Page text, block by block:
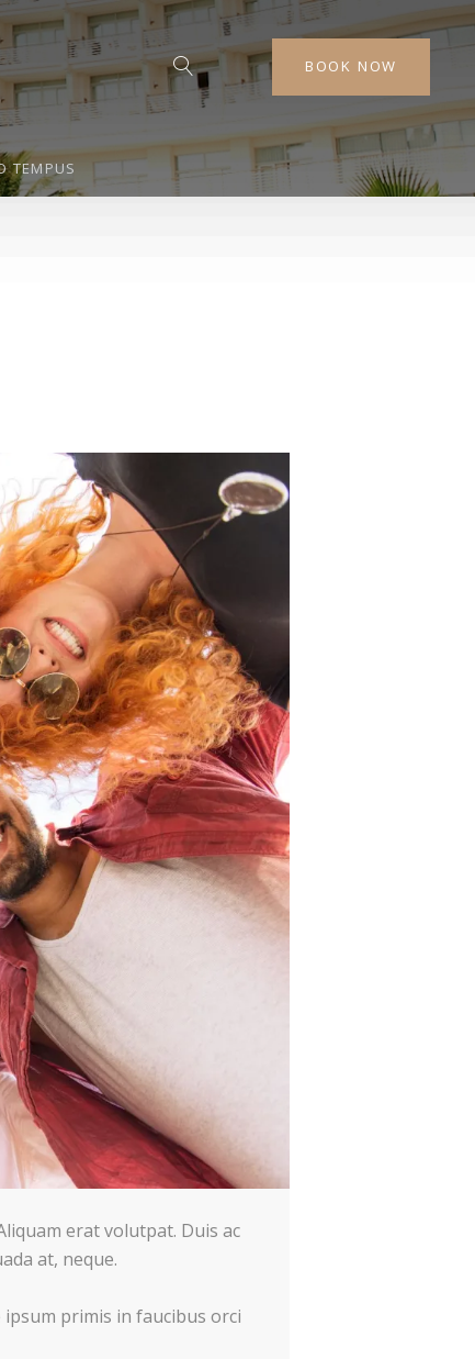
BOOK NOW
TEMPUS
erat volutpat. Duis ac
at, neque.
ipsum primis in faucibus orci